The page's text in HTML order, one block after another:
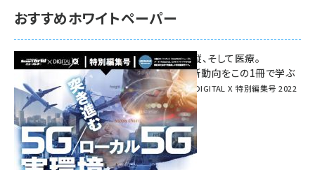
おすすめホワイトペーパー
環境対策、建機の遠隔操縦、そして医療。
次世代通信規格「5G」最新動向をこの1冊で学ぶ
SmartGrid ニューズレター × DIGITAL X 特別編集号 2022
Summer